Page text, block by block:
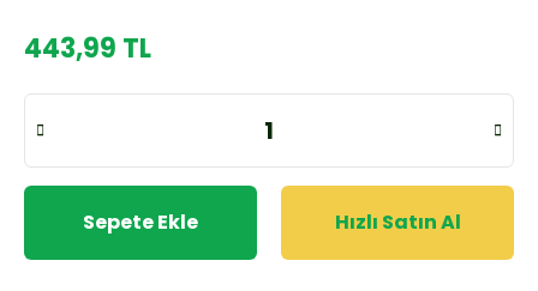
443,99 TL
Sepete Ekle Hızlı Satın Al